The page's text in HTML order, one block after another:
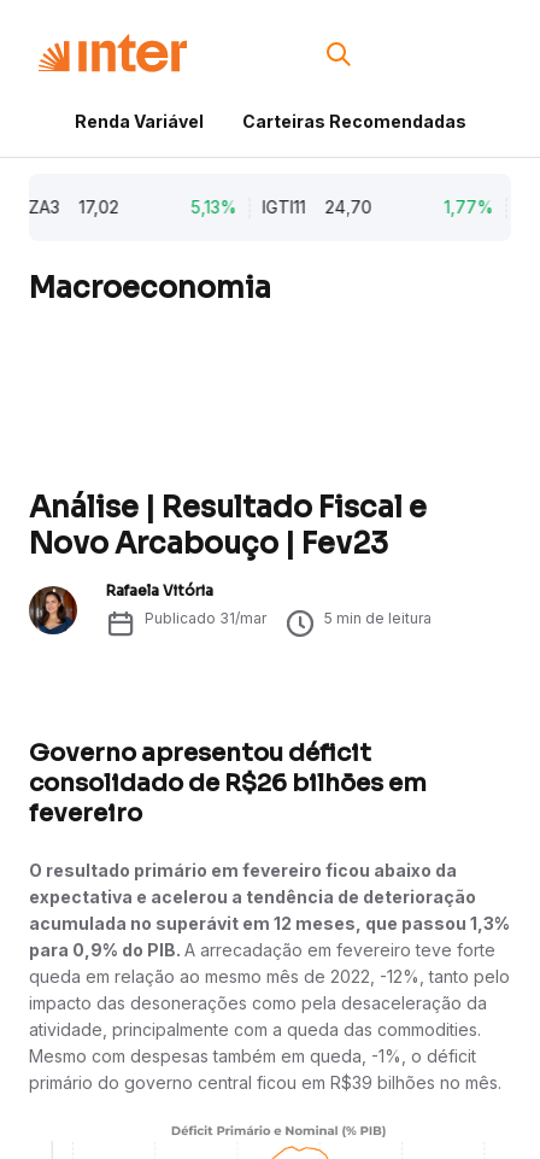
Renda Variável Carteiras Recomendadas
17,02 5,13% IGTI11 24,70 1,77%
Macroeconomia
Análise | Resultado Fiscal e
Novo Arcabouço | Fev23
Rafaela Vitória
Publicado 31/mar 5 min de leitura
Governo apresentou déficit
consolidado de R$26 bilhões em
fevereiro
O resultado primário em fevereiro ficou abaixo da
expectativa e acelerou a tendência de deterioração
acumulada no superávit em 12 meses, que passou 1,3%
para 0,9% do PIB. A arrecadação em fevereiro teve forte
queda em relação ao mesmo mês de 2022, -12%, tanto pelo
impacto das desonerações como pela desaceleração da
atividade, principalmente com a queda das commodities.
Mesmo com despesas também em queda, -1%, o déficit
primário do governo central ficou em R$39 bilhões no mês.